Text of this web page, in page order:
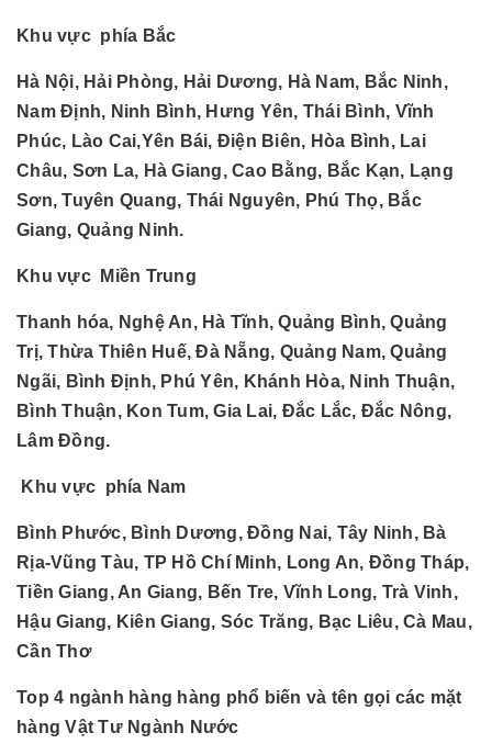
Khu vực phía Bắc
Hà Nội, Hải Phòng, Hải Dương, Hà Nam, Bắc Ninh,
Nam Định, Ninh Bình, Hưng Yên, Thái Bình, Vĩnh
Phúc, Lào Cai,Yên Bái, Điện Biên, Hòa Bình, Lai
Châu, Sơn La, Hà Giang, Cao Bằng, Bắc Kạn, Lạng
Sơn, Tuyên Quang, Thái Nguyên, Phú Thọ, Bắc
Giang, Quảng Ninh.
Khu vực Miền Trung
Thanh hóa, Nghệ An, Hà Tĩnh, Quảng Bình, Quảng
Trị, Thừa Thiên Huế, Đà Nẵng, Quảng Nam, Quảng
Ngãi, Bình Định, Phú Yên, Khánh Hòa, Ninh Thuận,
Bình Thuận, Kon Tum, Gia Lai, Đắc Lắc, Đắc Nông,
Lâm Đồng.
Khu vực phía Nam
Bình Phước, Bình Dương, Đồng Nai, Tây Ninh, Bà
Rịa-Vũng Tàu, TP Hồ Chí Minh, Long An, Đồng Tháp,
Tiền Giang, An Giang, Bến Tre, Vĩnh Long, Trà Vinh,
Hậu Giang, Kiên Giang, Sóc Trăng, Bạc Liêu, Cà Mau,
Cần Thơ
Top 4 ngành hàng hàng phổ biến và tên gọi các mặt
hàng Vật Tư Ngành Nước